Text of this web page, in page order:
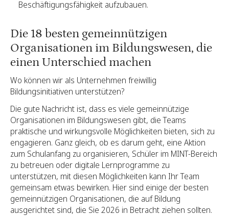
Beschäftigungsfähigkeit aufzubauen.
Die 18 besten gemeinnützigen
Organisationen im Bildungswesen, die
einen Unterschied machen
Wo können wir als Unternehmen freiwillig
Bildungsinitiativen unterstützen?
Die gute Nachricht ist, dass es viele gemeinnützige
Organisationen im Bildungswesen gibt, die Teams
praktische und wirkungsvolle Möglichkeiten bieten, sich zu
engagieren. Ganz gleich, ob es darum geht, eine Aktion
zum Schulanfang zu organisieren, Schüler im MINT-Bereich
zu betreuen oder digitale Lernprogramme zu
unterstützen, mit diesen Möglichkeiten kann Ihr Team
gemeinsam etwas bewirken. Hier sind einige der besten
gemeinnützigen Organisationen, die auf Bildung
ausgerichtet sind, die Sie 2026 in Betracht ziehen sollten.